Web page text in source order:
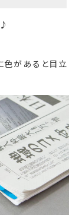
色があると目立